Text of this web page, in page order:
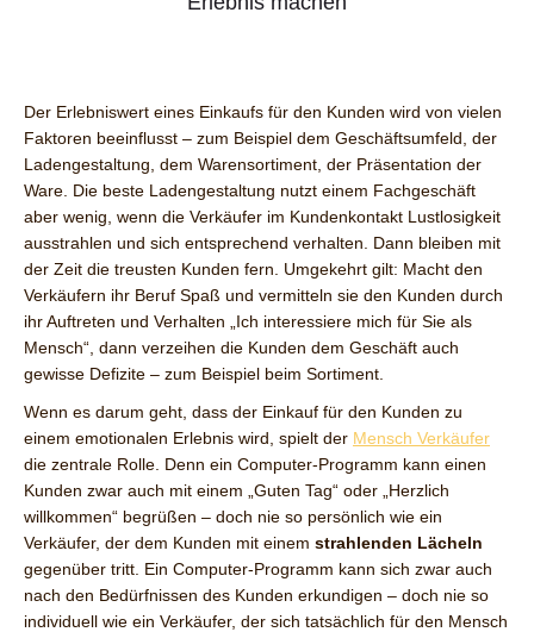
Der Erlebniswert eines Einkaufs für den Kunden wird von vielen
Faktoren beeinflusst – zum Beispiel dem Geschäftsumfeld, der
Ladengestaltung, dem Warensortiment, der Präsentation der
Ware. Die beste Ladengestaltung nutzt einem Fachgeschäft
aber wenig, wenn die Verkäufer im Kundenkontakt Lustlosigkeit
ausstrahlen und sich entsprechend verhalten. Dann bleiben mit
der Zeit die treusten Kunden fern. Umgekehrt gilt: Macht den
Verkäufern ihr Beruf Spaß und vermitteln sie den Kunden durch
ihr Auftreten und Verhalten „Ich interessiere mich für Sie als
Mensch“, dann verzeihen die Kunden dem Geschäft auch
gewisse Defizite – zum Beispiel beim Sortiment.
Wenn es darum geht, dass der Einkauf für den Kunden zu
einem emotionalen Erlebnis wird, spielt der Mensch Verkäufer
die zentrale Rolle. Denn ein Computer-Programm kann einen
Kunden zwar auch mit einem „Guten Tag“ oder „Herzlich
willkommen“ begrüßen – doch nie so persönlich wie ein
Verkäufer, der dem Kunden mit einem strahlenden Lächeln
gegenüber tritt. Ein Computer-Programm kann sich zwar auch
nach den Bedürfnissen des Kunden erkundigen – doch nie so
individuell wie ein Verkäufer, der sich tatsächlich für den Mensch